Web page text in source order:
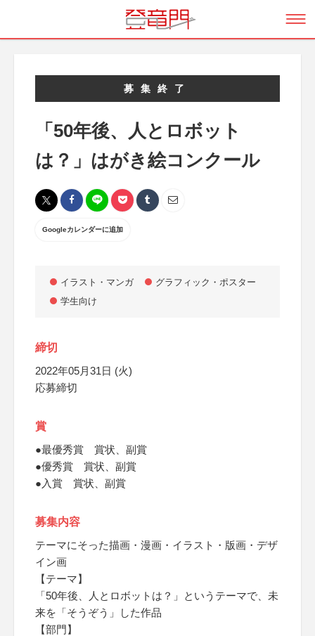
募集終了
「50年後、人とロボット
は？」はがき絵コンクール
Googleカレンダーに追加
イラスト・マンガ
グラフィック・ポスター
学生向け
締切
2022年05月31日 (火)
応募締切
賞
●最優秀賞 賞状、副賞
●優秀賞 賞状、副賞
●入賞 賞状、副賞
募集内容
テーマにそった描画・漫画・イラスト・版画・デザ
イン画
【テーマ】
「50年後、人とロボットは？」というテーマで、未
来を「そうぞう」した作品
【部門】